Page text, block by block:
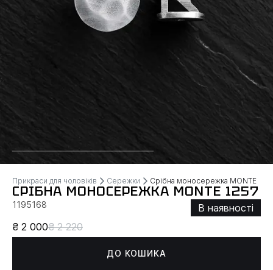
Прикраси для чоловіків Сережки Срібна моносережка MONTE
СРІБНА МОНОСЕРЕЖКА MONTE 1257
1195168
В наявності
₴ 2 000₴ 2 220
ДО КОШИКА